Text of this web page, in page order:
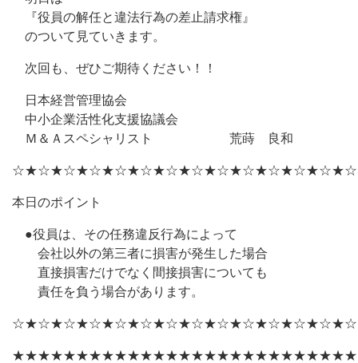
『役員の解任と違法行為の差止請求権』
のついて見ていきます。
次回も、ぜひご期待ください！！
日本経営管理協会
中小企業活性化支援協議会
Ｍ＆Ａスペシャリスト 荒蒔 良和
本日のポイント
●役員は、その任務違反行為によって
会社以外の第三者に損害が発生した場合
直接損害だけでなく間接損害についても
責任を負う場合があります。